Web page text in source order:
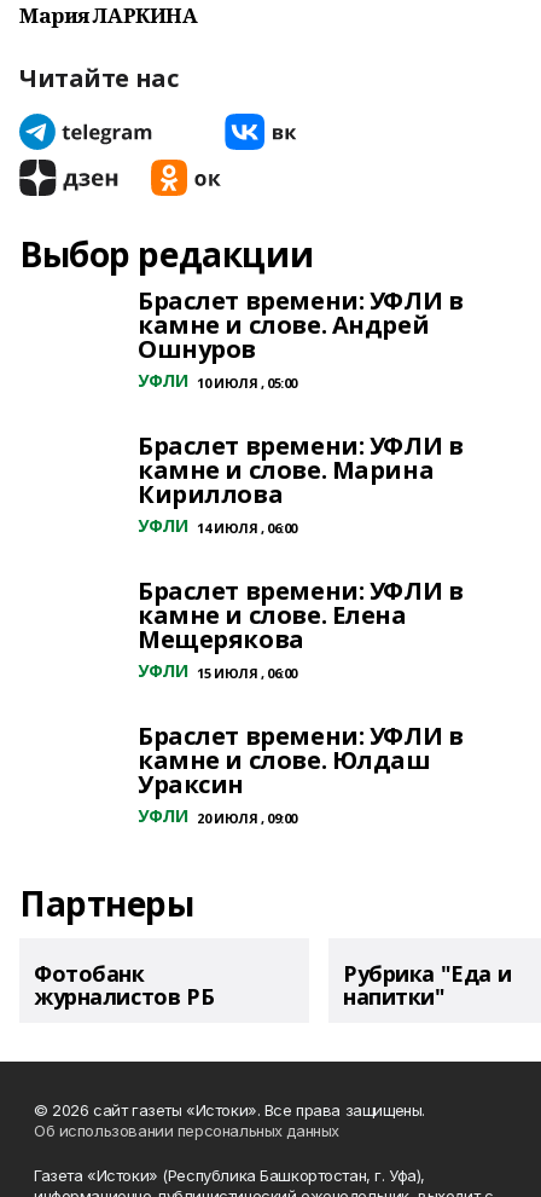
Мария ЛАРКИНА
Читайте нас
Выбор редакции
Браслет времени: УФЛИ в
камне и слове. Андрей
Ошнуров
УФЛИ 10 ИЮЛЯ , 05:00
Браслет времени: УФЛИ в
камне и слове. Марина
Кириллова
УФЛИ 14 ИЮЛЯ , 06:00
Браслет времени: УФЛИ в
камне и слове. Елена
Мещерякова
УФЛИ 15 ИЮЛЯ , 06:00
Браслет времени: УФЛИ в
камне и слове. Юлдаш
Ураксин
УФЛИ 20 ИЮЛЯ , 09:00
Партнеры
Фотобанк
журналистов РБ
Рубрика "Еда и
напитки"
© 2026 сайт газеты «Истоки». Все права защищены.
Об использовании персональных данных
Газета «Истоки» (Республика Башкортостан, г. Уфа),